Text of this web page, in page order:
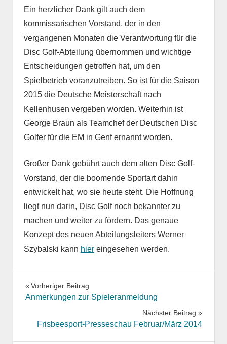
Ein herzlicher Dank gilt auch dem
kommissarischen Vorstand, der in den
vergangenen Monaten die Verantwortung für die
Disc Golf-Abteilung übernommen und wichtige
Entscheidungen getroffen hat, um den
Spielbetrieb voranzutreiben. So ist für die Saison
2015 die Deutsche Meisterschaft nach
Kellenhusen vergeben worden. Weiterhin ist
George Braun als Teamchef der Deutschen Disc
Golfer für die EM in Genf ernannt worden.
Großer Dank gebührt auch dem alten Disc Golf-
Vorstand, der die boomende Sportart dahin
entwickelt hat, wo sie heute steht. Die Hoffnung
liegt nun darin, Disc Golf noch bekannter zu
machen und weiter zu fördern. Das genaue
Konzept des neuen Abteilungsleiters Werner
Szybalski kann hiereingesehen werden.
Beitragsnavigation
Vorheriger Beitrag
Anmerkungen zur Spieleranmeldung
Nächster Beitrag
Frisbeesport-Presseschau Februar/März 2014